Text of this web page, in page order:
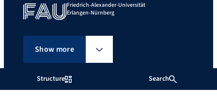
Structure Search
Friedrich-Alexander-Universität
Erlangen-Nürnberg
Show more